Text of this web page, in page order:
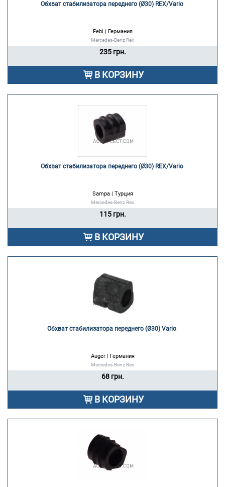
Обхват стабилизатора переднего (Ø30) REX/Vario
Febi | Германия
Mercedes-Benz Rex
235 грн.
В КОРЗИНУ
Обхват стабилизатора переднего (Ø30) REX/Vario
Sampa | Турция
Mercedes-Benz Rex
115 грн.
В КОРЗИНУ
Обхват стабилизатора переднего (Ø30) Vario
Auger | Германия
Mercedes-Benz Rex
68 грн.
В КОРЗИНУ